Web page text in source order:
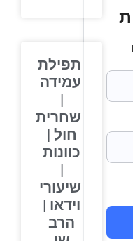
תפילת
עמידה
שחרית
חול |
כוונות
שיעורי
וידאו |
הרב